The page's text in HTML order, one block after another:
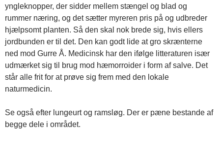
yngleknopper, der sidder mellem stængel og blad og
rummer næring, og det sætter myreren pris på og udbreder
hjælpsomt planten. Så den skal nok brede sig, hvis ellers
jordbunden er til det. Den kan godt lide at gro skrænterne
ned mod Gurre Å. Medicinsk har den ifølge litteraturen især
udmærket sig til brug mod hæmorroider i form af salve. Det
står alle frit for at prøve sig frem med den lokale
naturmedicin.
Se også efter lungeurt og ramsløg. Der er pæne bestande af
begge dele i området.